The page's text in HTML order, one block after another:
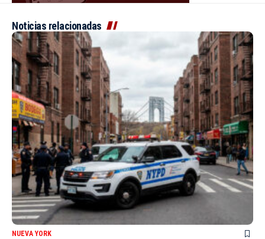
Noticias relacionadas
NUEVA YORK